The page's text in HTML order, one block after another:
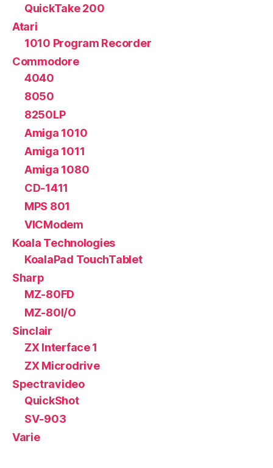
QuickTake 200
Atari
1010 Program Recorder
Commodore
4040
8050
8250LP
Amiga 1010
Amiga 1011
Amiga 1080
CD-1411
MPS 801
VICModem
Koala Technologies
KoalaPad TouchTablet
Sharp
MZ-80FD
MZ-80I/O
Sinclair
ZX Interface 1
ZX Microdrive
Spectravideo
QuickShot
SV-903
Varie